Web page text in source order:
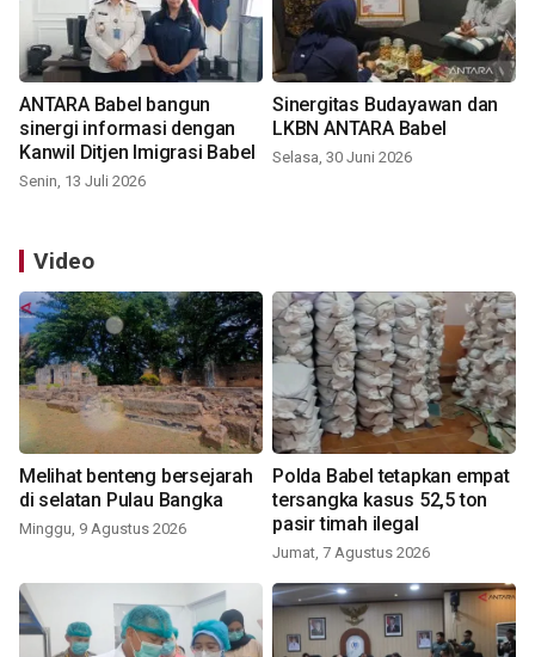
ANTARA Babel bangun
sinergi informasi dengan
Kanwil Ditjen Imigrasi Babel
Senin, 13 Juli 2026
Sinergitas Budayawan dan
LKBN ANTARA Babel
Selasa, 30 Juni 2026
Video
Melihat benteng bersejarah
di selatan Pulau Bangka
Minggu, 9 Agustus 2026
Polda Babel tetapkan empat
tersangka kasus 52,5 ton
pasir timah ilegal
Jumat, 7 Agustus 2026